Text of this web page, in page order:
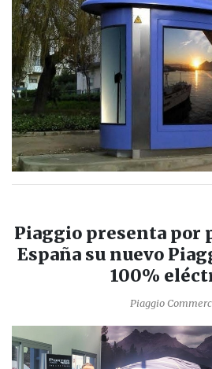
Piaggio presenta por
España su nuevo
100%
Piaggio